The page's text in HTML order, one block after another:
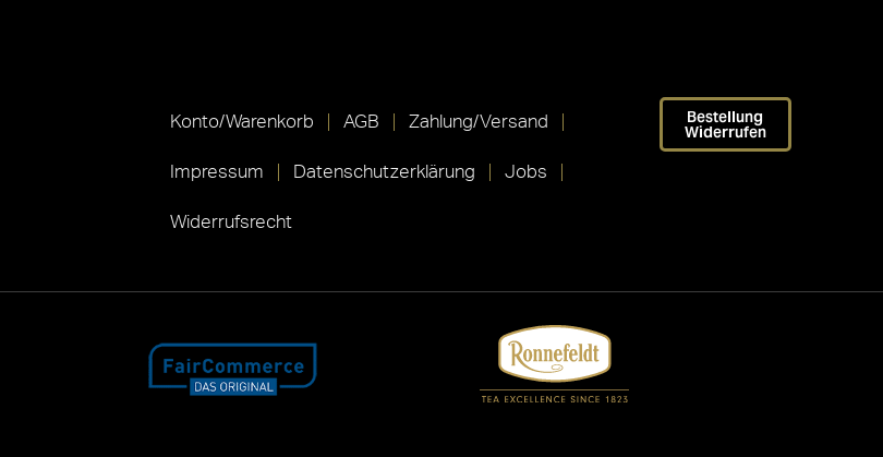
Konto/Warenkorb AGB Zahlung/Versand
Impressum Datenschutzerklärung Jobs
Widerrufsrecht
Bestellung
Widerrufen